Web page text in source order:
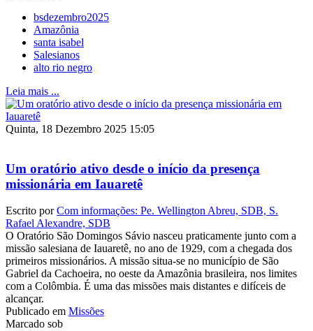
bsdezembro2025
Amazônia
santa isabel
Salesianos
alto rio negro
Leia mais ...
Quinta, 18 Dezembro 2025 15:05
Um oratório ativo desde o início da presença
missionária em Iauaretê
Escrito porCom informações: Pe. Wellington Abreu, SDB, S.
Rafael Alexandre, SDB
O Oratório São Domingos Sávio nasceu praticamente junto com a
missão salesiana de Iauaretê, no ano de 1929, com a chegada dos
primeiros missionários. A missão situa-se no município de São
Gabriel da Cachoeira, no oeste da Amazônia brasileira, nos limites
com a Colômbia. É uma das missões mais distantes e difíceis de
alcançar.
Publicado em Missões
Marcado sob